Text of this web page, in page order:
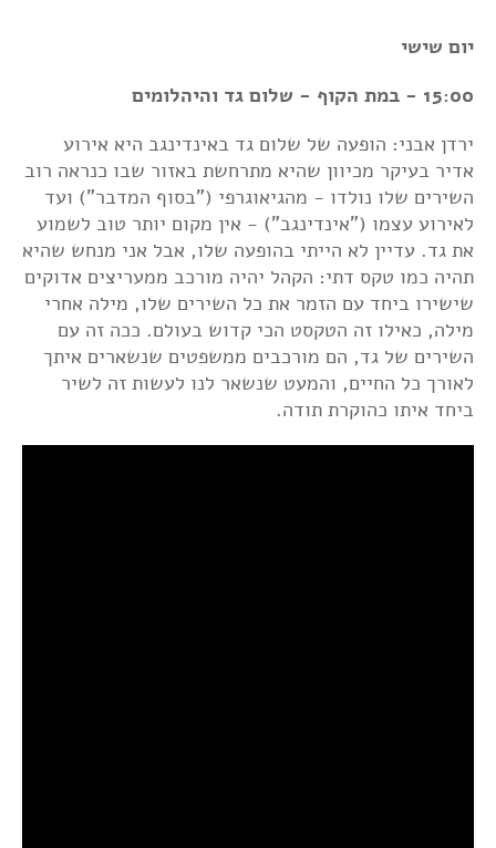
יום שישי
15:00 - במת הקוף - שלום גד והיהלומים
ירדן אבני: הופעה של שלום גד באינדינגב היא אירוע
אדיר בעיקר מכיוון שהיא מתרחשת באזור שבו כנראה רוב
השירים שלו נולדו - מהגיאוגרפי ("בסוף המדבר") ועד
לאירוע עצמו ("אינדינגב") - אין מקום יותר טוב לשמוע
את גד. עדיין לא הייתי בהופעה שלו, אבל אני מנחש שהיא
תהיה כמו טקס דתי: הקהל יהיה מורכב ממעריצים אדוקים
שישירו ביחד עם הזמר את כל השירים שלו, מילה אחרי
מילה, כאילו זה הטקסט הכי קדוש בעולם. ככה זה עם
השירים של גד, הם מורכבים ממשפטים שנשארים איתך
לאורך כל החיים, והמעט שנשאר לנו לעשות זה לשיר
ביחד איתו כהוקרת תודה.